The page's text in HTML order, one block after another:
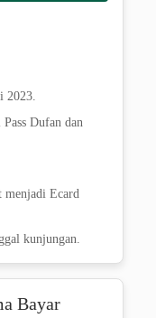
2023.
Dufan dan
menjadi Ecard
kunjungan.
Bayar